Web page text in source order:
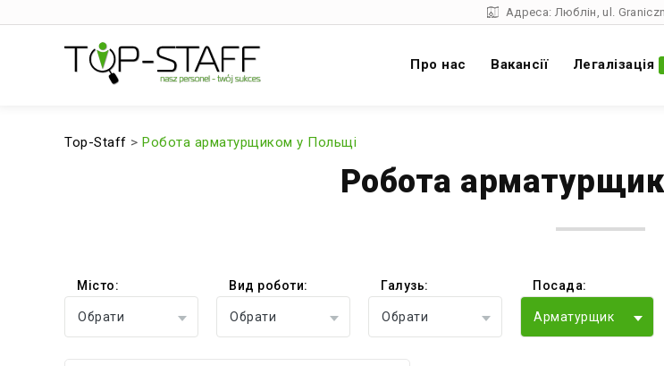
Адреса: Люблін, ul.
Про нас Вакансії Легалізація
Top-Staff > Робота арматурщиком у Польщі
Робота
Місто:
Обрати
Вид роботи:
Обрати
Галузь:
Обрати
Посада:
Арматурщик